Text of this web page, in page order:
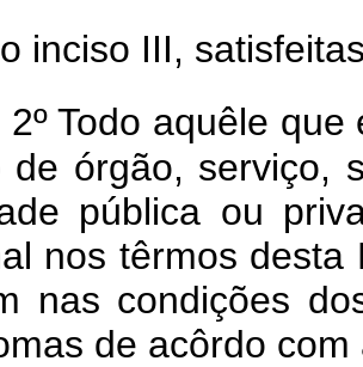
inciso III,
2º Todo aquêle
de órgão, serviço,
pública ou
nos têrmos
nas condições
de acôrdo